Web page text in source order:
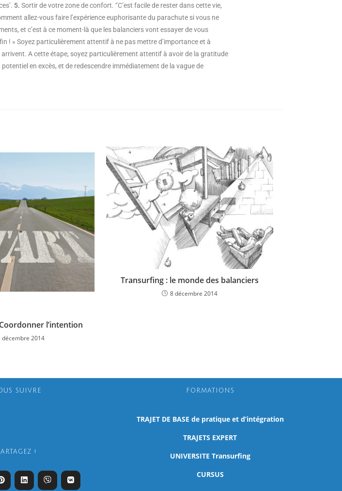
5. Sortir de votre zone de confort. ‘’C’est facile de rester dans cette vie,
allez-vous faire l’expérience euphorisante du parachute si vous ne
et c’est à ce moment-là que les balanciers vont essayer de vous
! » Soyez particulièrement attentif à ne pas mettre d’importance et à
A cette étape, soyez particulièrement attentif à avoir de la gratitude
en excès, et de redescendre immédiatement de la vague de
l’intention
décembre 2014
Transurfing : le monde des balanciers
8 décembre 2014
SUIVRE
!
FORMATIONS
TRAJET DE BASE de pratique et d’intégration
TRAJETS EXPERT
UNIVERSITE Transurfing
CURSUS